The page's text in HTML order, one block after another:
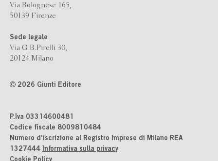
Via Bolognese 165,
50139 Firenze
Sede legale
Via G.B.Pirelli 30,
20124 Milano
2026 Giunti Editore
P.Iva 03314600481
Codice fiscale 8009810484
Numero d'iscrizione al Registro Imprese di Milano REA
1327444 Informativa sulla privacy